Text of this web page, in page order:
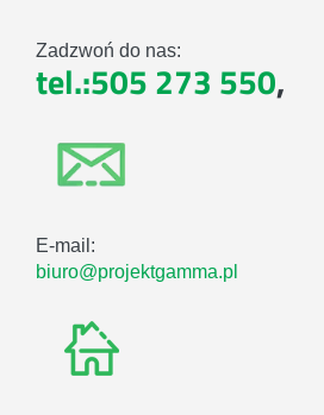
Zadzwoń do nas:
tel.:505 273 550,
E-mail:
biuro@projektgamma.pl